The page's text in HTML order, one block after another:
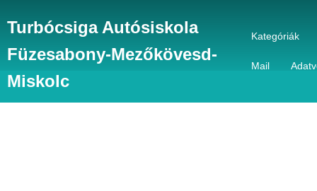
Turbócsiga Autósiskola
Füzesabony-Mezőkövesd-
Miskolc
Kategóriák
Mail